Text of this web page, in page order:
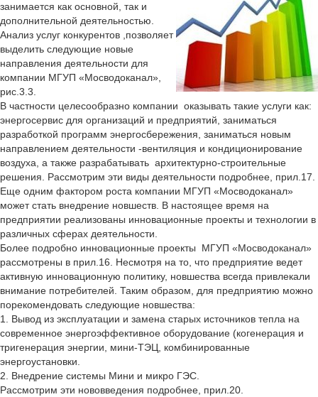
занимается как основной, так и
дополнительной деятельностью.
Анализ услуг конкурентов ,позволяет
выделить следующие новые
направления деятельности для
компании МГУП «Мосводоканал»,
рис.3.3.
В частности целесообразно компании оказывать такие услуги как:
энергосервис для организаций и предприятий, заниматься
разработкой программ энергосбережения, заниматься новым
направлением деятельности -вентиляция и кондиционирование
воздуха, а также разрабатывать архитектурно-строительные
решения. Рассмотрим эти виды деятельности подробнее, прил.17.
Еще одним фактором роста компании МГУП «Мосводоканал»
может стать внедрение новшеств. В настоящее время на
предприятии реализованы инновационные проекты и технологии в
различных сферах деятельности.
Более подробно инновационные проекты МГУП «Мосводоканал»
рассмотрены в прил.16. Несмотря на то, что предприятие ведет
активную инновационную политику, новшества всегда привлекали
внимание потребителей. Таким образом, для предприятию можно
порекомендовать следующие новшества:
1. Вывод из эксплуатации и замена старых источников тепла на
современное энергоэффективное оборудование (когенерация и
тригенерация энергии, мини-ТЭЦ, комбинированные
энергоустановки.
2. Внедрение системы Мини и микро ГЭС.
Рассмотрим эти нововведения подробнее, прил.20.